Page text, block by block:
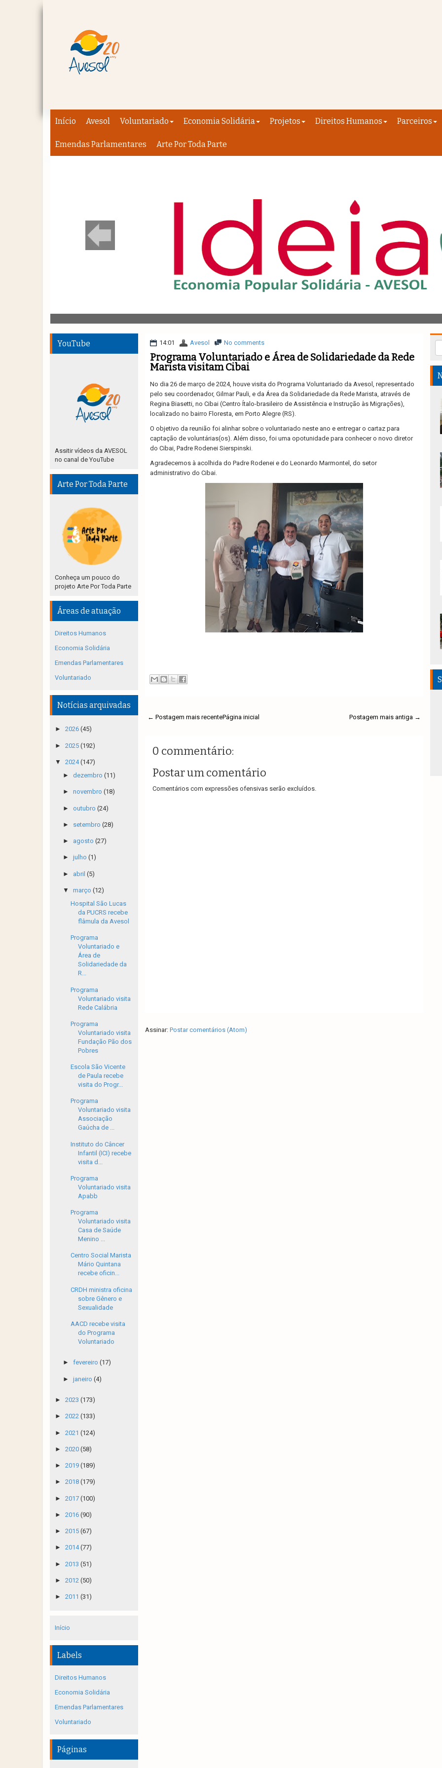
Início Avesol Voluntariado Economia Solidária Projetos Direitos Humanos Parceiros
Emendas Parlamentares Arte Por Toda Parte
14:01 Avesol No comments
Programa Voluntariado e Área de Solidariedade da Rede
Marista visitam Cibai
No dia 26 de março de 2024, houve visita do Programa Voluntariado da Avesol, representado
pelo seu coordenador, Gilmar Pauli, e da Área da Solidariedade da Rede Marista, através de
Regina Biasetti, no Cibai (Centro Ítalo-brasileiro de Assistência e Instrução às Migrações),
localizado no bairro Floresta, em Porto Alegre (RS).
O objetivo da reunião foi alinhar sobre o voluntariado neste ano e entregar o cartaz para
captação de voluntárias(os). Além disso, foi uma opotunidade para conhecer o novo diretor
do Cibai, Padre Rodenei Sierspinski.
Agradecemos à acolhida do Padre Rodenei e do Leonardo Marmontel, do setor
administrativo do Cibai.
← Postagem mais recente Postagem mais antiga →
Página inicial
0 commentário:
Postar um comentário
Comentários com expressões ofensivas serão excluídos.
Assinar: Postar comentários (Atom)
YouTube
Assitir vídeos da AVESOL
no canal de YouTube
Arte Por Toda Parte
Conheça um pouco do
projeto Arte Por Toda Parte
Áreas de atuação
Direitos Humanos
Economia Solidária
Emendas Parlamentares
Voluntariado
Notícias arquivadas
► 2026 (45)
► 2025 (192)
▼ 2024(147)
► dezembro (11)
► novembro (18)
► outubro (24)
► setembro (28)
► agosto (27)
► julho (1)
► abril (5)
▼ março (12)
Hospital São Lucas
da PUCRS recebe
flâmula da Avesol
Programa
Voluntariado e
Área de
Solidariedade da
R...
Programa
Voluntariado visita
Rede Calábria
Programa
Voluntariado visita
Fundação Pão dos
Pobres
Escola São Vicente
de Paula recebe
visita do Progr...
Programa
Voluntariado visita
Associação
Gaúcha de ...
Instituto do Câncer
Infantil (ICI) recebe
visita d...
Programa
Voluntariado visita
Apabb
Programa
Voluntariado visita
Casa de Saúde
Menino ...
Centro Social Marista
Mário Quintana
recebe oficin...
CRDH ministra oficina
sobre Gênero e
Sexualidade
AACD recebe visita
do Programa
Voluntariado
► fevereiro (17)
► janeiro (4)
► 2023 (173)
► 2022 (133)
► 2021 (124)
► 2020 (58)
► 2019 (189)
► 2018 (179)
► 2017 (100)
► 2016 (90)
► 2015 (67)
► 2014(77)
► 2013 (51)
► 2012 (50)
► 2011 (31)
Início
Labels
Direitos Humanos
Economia Solidária
Emendas Parlamentares
Voluntariado
Páginas